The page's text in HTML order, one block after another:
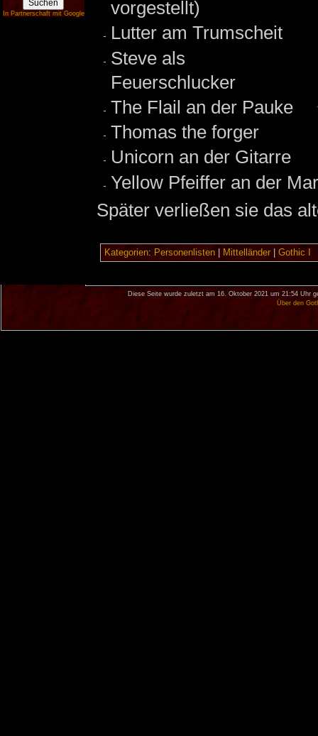
In Partnerschaft mit Google
vorgestellt)
Lutter am Trumscheit
Steve als
Feuerschlucker
The Flail an der Pauke
Thomas the forger
Unicorn an der Gitarre
Yellow Pfeiffer an der
Später verließen sie das
Kategorien: Personenlisten| Mittelländer| Gothic I
Diese Seite wurde zuletzt am 16. Oktober 2021 um 21:54 Uhr
Über den